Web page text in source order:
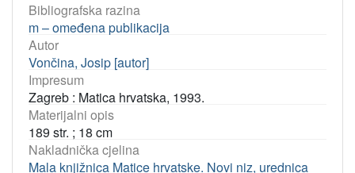
Bibliografska razina
m – omeđena publikacija
Autor
Vončina, Josip [autor]
Impresum
Zagreb : Matica hrvatska, 1993.
Materijalni opis
189 str. ; 18 cm
Nakladnička cjelina
Mala knjižnica Matice hrvatske. Novi niz, urednica